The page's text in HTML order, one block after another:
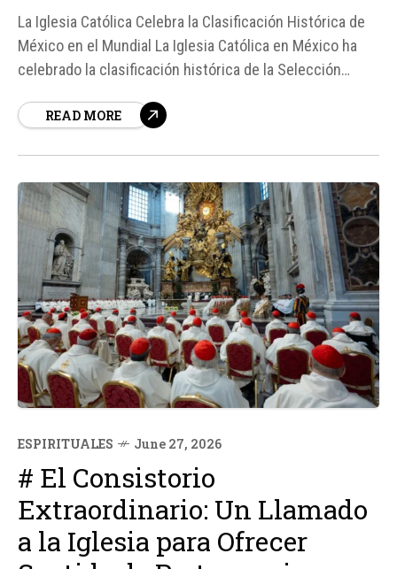
La Iglesia Católica Celebra la Clasificación Histórica de
México en el Mundial La Iglesia Católica en México ha
celebrado la clasificación histórica de la Selección
Mundial de la FIFA 2026, destacando el logro como un
READ MORE
ESPIRITUALES June 27, 2026
# El Consistorio
Extraordinario: Un Llamado
a la Iglesia para Ofrecer